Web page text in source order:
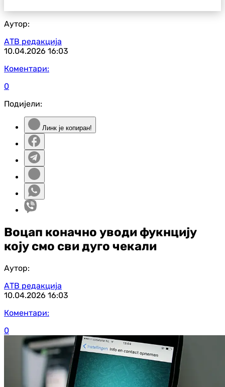
Аутор:
АТВ редакција
10.04.2026 16:03
Коментари:
0
Подијели:
Линк је копиран!
Воцап коначно уводи фукнцију
коју смо сви дуго чекали
Аутор:
АТВ редакција
10.04.2026 16:03
Коментари:
0